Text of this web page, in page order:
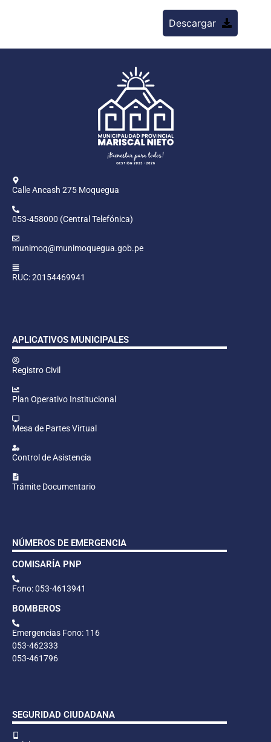
Descargar
Calle Ancash 275 Moquegua
053-458000 (Central Telefónica)
munimoq@munimoquegua.gob.pe
RUC: 20154469941
APLICATIVOS MUNICIPALES
Registro Civil
Plan Operativo Institucional
Mesa de Partes Virtual
Control de Asistencia
Trámite Documentario
NÚMEROS DE EMERGENCIA
COMISARÍA PNP
Fono: 053-4613941
BOMBEROS
Emergencias Fono: 116
053-462333
053-461796
SEGURIDAD CIUDADANA